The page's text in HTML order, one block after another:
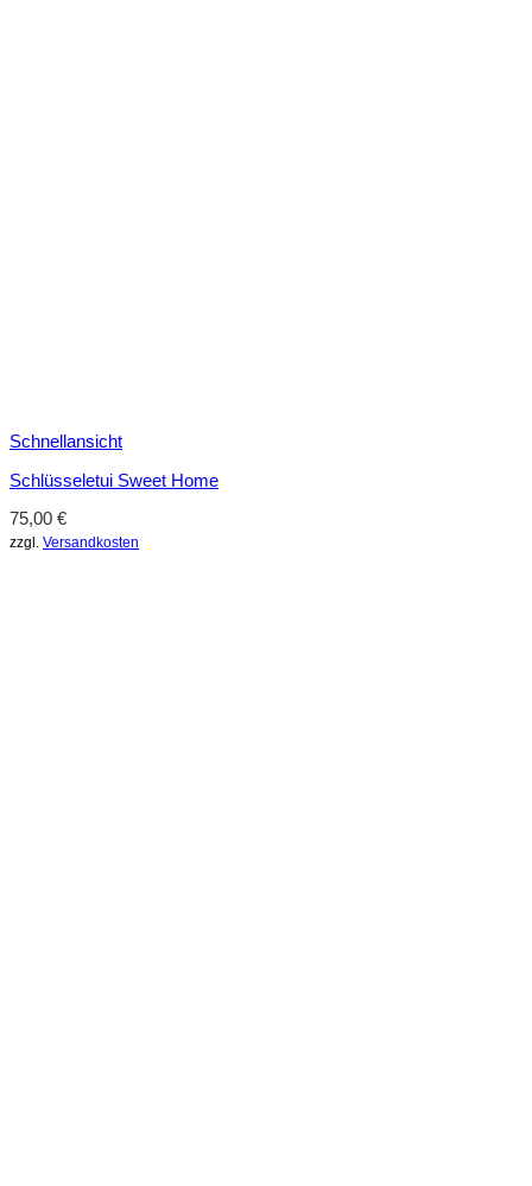
Schnellansicht
Schlüsseletui Sweet Home
75,00 €
zzgl. Versandkosten